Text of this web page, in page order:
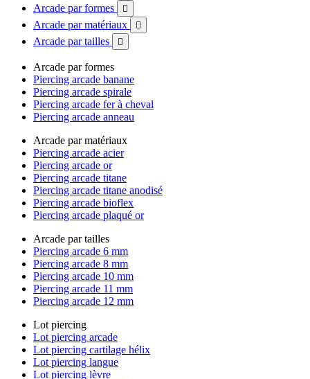
Arcade par formes

Arcade par matériaux 
Arcade par tailles 
Arcade par formes
Piercing arcade banane
Piercing arcade spirale
Piercing arcade fer à cheval
Piercing arcade anneau
Arcade par matériaux
Piercing arcade acier
Piercing arcade or
Piercing arcade titane
Piercing arcade titane anodisé
Piercing arcade bioflex
Piercing arcade plaqué or
Arcade par tailles
Piercing arcade 6 mm
Piercing arcade 8 mm
Piercing arcade 10 mm
Piercing arcade 11 mm
Piercing arcade 12 mm
Lot piercing
Lot piercing arcade
Lot piercing cartilage hélix
Lot piercing langue
Lot piercing lèvre